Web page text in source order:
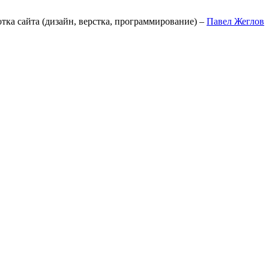
сайта (дизайн, верстка, программирование) – Павел Жеглов